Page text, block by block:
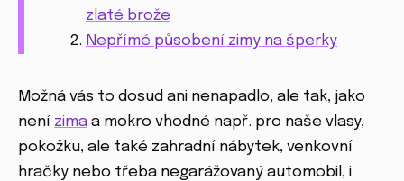
zlaté brože
Nepřímé působení zimy na šperky
Možná vás to dosud ani nenapadlo, ale tak, jako
není zima a mokro vhodné např. pro naše vlasy,
pokožku, ale také zahradní nábytek, venkovní
hračky nebo třeba negarážovaný automobil, i